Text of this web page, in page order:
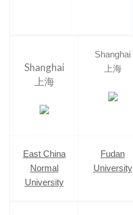
Shanghai
上海
Shanghai
上海
East China
Normal
University
Fudan
University